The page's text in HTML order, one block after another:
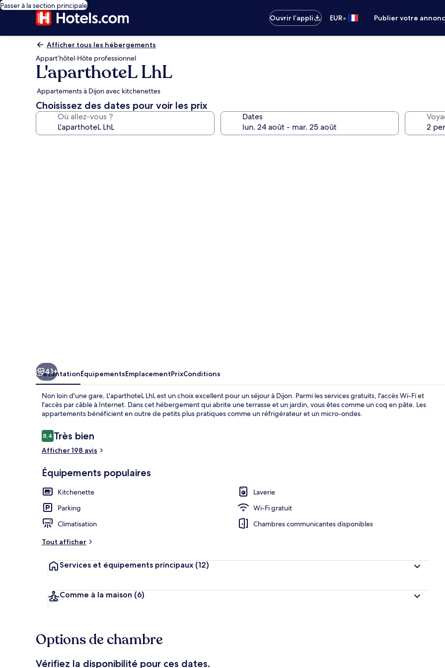
Passer à la section principale
Ouvrir l’appli
EUR• Publier votre
Afficher tous les hébergements
Appart’hôtel·Hôte professionnel
L'aparthoteL LhL
Appartements à Dijon avec kitchenettes
Choisissez des dates pour voir les prix
Où allez-vous ? Dates
41+
PrésentationÉquipementsEmplacementPrixConditions
Non loin d'une gare, L'aparthoteL LhL est un choix excellent pour un séjour à Dijon. Parmi les services gratuits, l'accès Wi-Fi et
l'accès par câble à Internet. Dans cet hébergement qui abrite une terrasse et un jardin, vous êtes comme un coq en pâte. Les
appartements bénéficient en outre de petits plus pratiques comme un réfrigérateur et un micro-ondes.
Avis
voyageurs
8,48,4 sur 10
Très bien
Afficher 198 avis
Équipements populaires
Kitchenette
Laverie
Parking
Wi-Fi gratuit
Climatisation
Chambres communicantes disponibles
Tout afficher
Services et équipements principaux (12)
Comme à la maison (6)
Options de chambre
Vérifiez la disponibilité pour ces dates.